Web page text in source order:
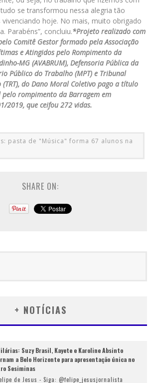
se transformou nessa alegria tão
vivenciando hoje. No mais, muito obrigado
Parabéns”, concluiu.*Projeto realizado com
Comitê Gestor formado pela Associação
e Atingidos pelo Rompimento da
MG (AVABRUM), Defensoria Pública da
Público do Trabalho (MPT) e Tribunal
do Dano Moral Coletivo pago a título
pelo rompimento da Barragem em
2019, que ceifou 272 vidas.
pasta de "Música" forma 67 alunos na
SHARE ON:
+ NOTÍCIAS
Suzy Brasil, Kayete e Karoline Absinto
a Belo Horizonte para apresentação única no
Sesiminas
de Jesus - Siga: @felipe_jesusjornalista